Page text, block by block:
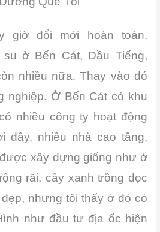
giờ đổi mới hoàn toàn.
ở Bến Cát, Dầu Tiếng,
nhiều nữa. Thay vào đó
nghiệp. Ở Bến Cát có khu
nhiều công ty hoạt động
đây, nhiều nhà cao tầng,
xây dựng giống như ở
rãi, cây xanh trồng dọc
nhưng tôi thấy ở đó có
như đầu tư địa ốc hiện